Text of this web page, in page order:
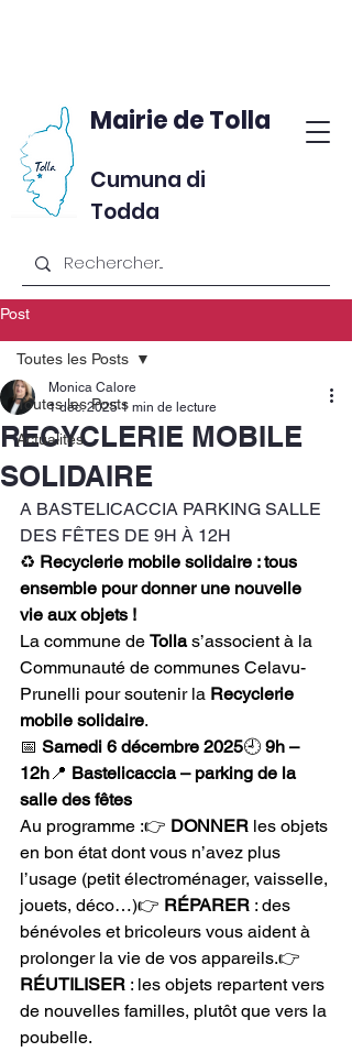
Mairie de Tolla
Cumuna di
Todda
Post
Toutes les Posts
Actualités
Toutes les Posts
RECYCLERIE MOBILE
SOLIDAIRE
Monica Calore
1 déc. 2025 1 min de lecture
A BASTELICACCIA PARKING SALLE
DES FÊTES DE 9H À 12H
♻️ Recyclerie mobile solidaire : tous
ensemble pour donner une nouvelle
vie aux objets !
La commune de Tolla s’associent à la
Communauté de communes Celavu-
Prunelli pour soutenir la Recyclerie
mobile solidaire.
📅 Samedi 6 décembre 2025🕘 9h –
12h📍 Bastelicaccia – parking de la
salle des fêtes
Au programme :👉 DONNER les objets
en bon état dont vous n’avez plus
l’usage (petit électroménager, vaisselle,
jouets, déco…)👉 RÉPARER : des
bénévoles et bricoleurs vous aident à
prolonger la vie de vos appareils.👉
RÉUTILISER : les objets repartent vers
de nouvelles familles, plutôt que vers la
poubelle.